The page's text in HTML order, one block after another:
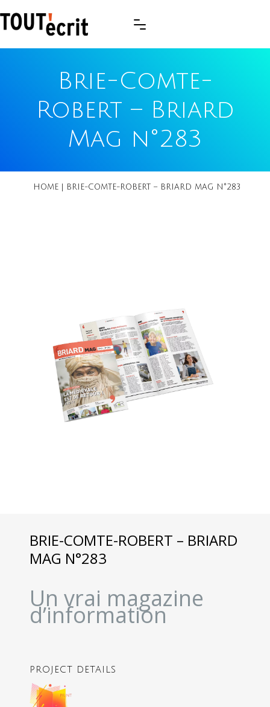
Brie-Comte-
Robert – Briard
Mag n°283
HOME BRIE-COMTE-ROBERT – BRIARD MAG N°283
BRIE-COMTE-ROBERT – BRIARD
MAG N°283
Un vrai magazine
d’information
PROJECT DETAILS